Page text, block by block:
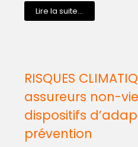
Lire la suite...
RISQUES
assureurs non-
dispositifs
prévention